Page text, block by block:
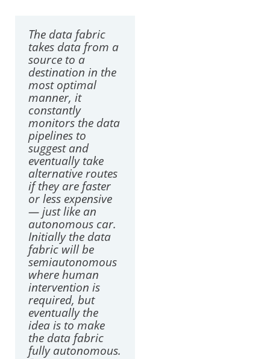
The data fabric
takes data from a
source to a
destination in the
most optimal
manner, it
constantly
monitors the data
pipelines to
suggest and
eventually take
alternative routes
if they are faster
or less expensive
— just like an
autonomous car.
Initially the data
fabric will be
semiautonomous
where human
intervention is
required, but
eventually the
idea is to make
the data fabric
fully autonomous.